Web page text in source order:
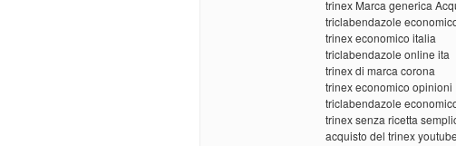
trinex Marca generica
triclabendazole
trinex economico italia
triclabendazole online ita
trinex di marca corona
trinex economico opinioni
triclabendazole
trinex senza ricetta
acquisto del trinex youtube